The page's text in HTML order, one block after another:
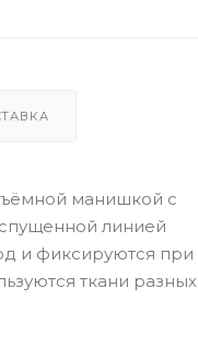
манишкой с
линией
и фиксируются при
ткани разных